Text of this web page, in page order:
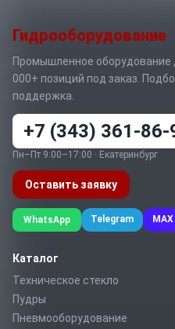
Гидрооборудование
Промышленное оборудование
000+ позиций под заказ.
поддержка.
+7 (343) 361-86-
Пн–Пт 9:00–17:00 · Екатеринбург
Оставить заявку
WhatsApp Telegram MAX
Каталог
Техническое стекло
Пудры
Пневмооборудование